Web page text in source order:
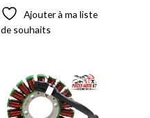
Ajouter à ma liste
de souhaits